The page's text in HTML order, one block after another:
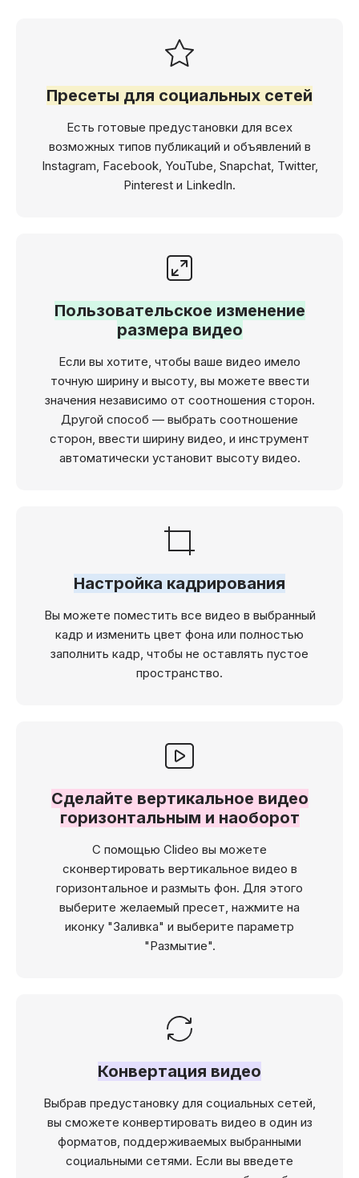
Пресеты для социальных сетей
Есть готовые предустановки для всех
возможных типов публикаций и объявлений в
Instagram, Facebook, YouTube, Snapchat, Twitter,
Pinterest и LinkedIn.
Пользовательское изменение
размера видео
Если вы хотите, чтобы ваше видео имело
точную ширину и высоту, вы можете ввести
значения независимо от соотношения сторон.
Другой способ — выбрать соотношение
сторон, ввести ширину видео, и инструмент
автоматически установит высоту видео.
Настройка кадрирования
Вы можете поместить все видео в выбранный
кадр и изменить цвет фона или полностью
заполнить кадр, чтобы не оставлять пустое
пространство.
Сделайте вертикальное видео
горизонтальным и наоборот
С помощью Clideo вы можете
сконвертировать вертикальное видео в
горизонтальное и размыть фон. Для этого
выберите желаемый пресет, нажмите на
иконку "Заливка" и выберите параметр
"Размытие".
Конвертация видео
Выбрав предустановку для социальных сетей,
вы сможете конвертировать видео в один из
форматов, поддерживаемых выбранными
социальными сетями. Если вы введете